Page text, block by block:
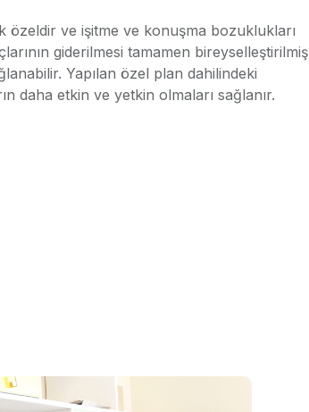
özeldir ve işitme ve konuşma bozuklukları
giderilmesi tamamen bireyselleştirilmiş
Yapılan özel plan dahilindeki
daha etkin ve yetkin olmaları sağlanır.